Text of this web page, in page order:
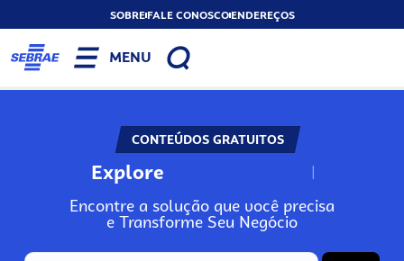
SOBREFALE CONOSCOENDEREÇOS
MENU
CONTEÚDOS GRATUITOS
Explore N
Encontre a solução que você precisa
e Transforme Seu Negócio